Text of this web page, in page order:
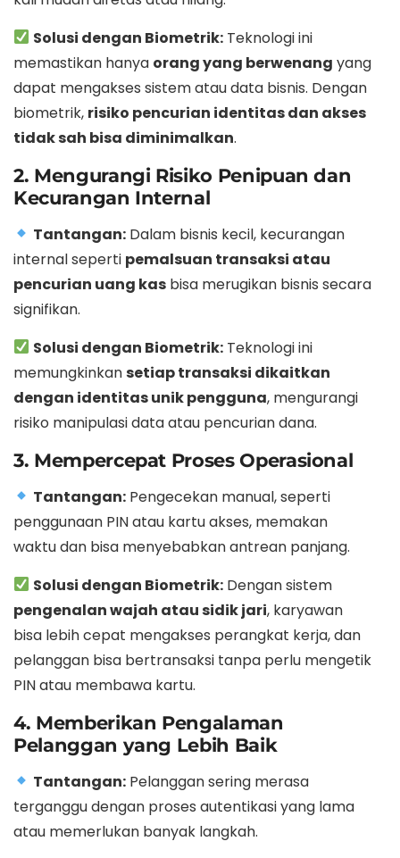
Solusi dengan Biometrik: Teknologi ini
memastikan hanya orang yang berwenang yang
dapat mengakses sistem atau data bisnis. Dengan
biometrik, risiko pencurian identitas dan akses
tidak sah bisa diminimalkan.
2. Mengurangi Risiko Penipuan dan
Kecurangan Internal
Tantangan: Dalam bisnis kecil, kecurangan
internal seperti pemalsuan transaksi atau
pencurian uang kas bisa merugikan bisnis secara
signifikan.
Solusi dengan Biometrik: Teknologi ini
memungkinkansetiap transaksi dikaitkan
dengan identitas unik pengguna, mengurangi
risiko manipulasi data atau pencurian dana.
3. Mempercepat Proses Operasional
Tantangan: Pengecekan manual, seperti
penggunaan PIN atau kartu akses, memakan
waktu dan bisa menyebabkan antrean panjang.
Solusi dengan Biometrik: Dengan sistem
pengenalan wajah atau sidik jari, karyawan
bisa lebih cepat mengakses perangkat kerja, dan
pelanggan bisa bertransaksi tanpa perlu mengetik
PIN atau membawa kartu.
4. Memberikan Pengalaman
Pelanggan yang Lebih Baik
Tantangan: Pelanggan sering merasa
terganggu dengan proses autentikasi yang lama
atau memerlukan banyak langkah.